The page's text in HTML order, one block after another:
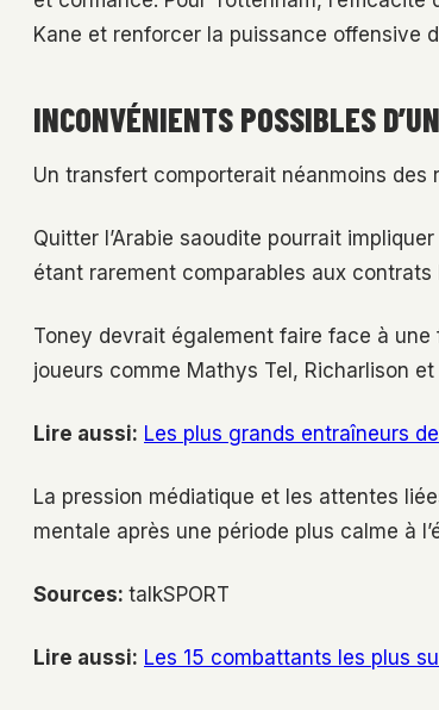
Kane et renforcer la puissance offensive
INCONVÉNIENTS POSSIBLES
Un transfert comporterait néanmoins des
Quitter l’Arabie saoudite pourrait
étant rarement comparables aux
Toney devrait également faire face à
joueurs comme Mathys Tel, Richarlison
Lire aussi: Les plus grands entraîneurs
La pression médiatique et les attentes
mentale après une période plus calme à
Sources: talkSPORT
Lire aussi: Les 15 combattants les plus